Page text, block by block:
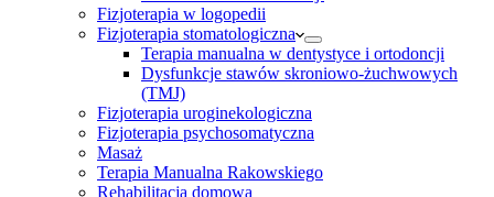
Fizjoterapia w logopedii
Fizjoterapia stomatologiczna
Terapia manualna w dentystyce i ortodoncji
Dysfunkcje stawów skroniowo-żuchwowych
(TMJ)
Fizjoterapia uroginekologiczna
Fizjoterapia psychosomatyczna
Masaż
Terapia Manualna Rakowskiego
Rehabilitacja domowa